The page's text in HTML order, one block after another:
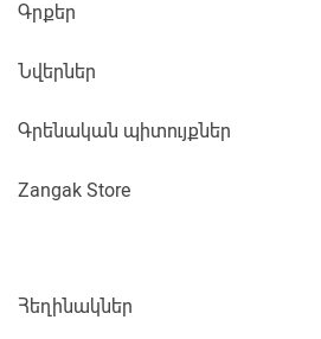
Գրքեր
Նվերներ
Գրենական պիտույքներ
Zangak Store
Հեղինակներ